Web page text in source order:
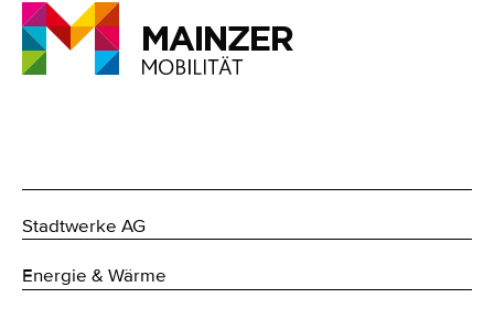
Stadtwerke AG
Energie & Wärme